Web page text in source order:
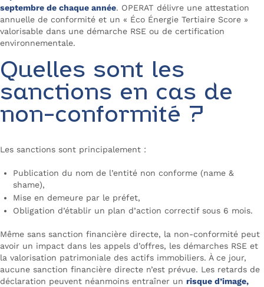
septembre de chaque année. OPERAT délivre une attestation
annuelle de conformité et un « Éco Énergie Tertiaire Score »
valorisable dans une démarche RSE ou de certification
environnementale.
Quelles sont les
sanctions en cas de
non-conformité ?
Les sanctions sont principalement :
Publication du nom de l’entité non conforme (name &
shame),
Mise en demeure par le préfet,
Obligation d’établir un plan d’action correctif sous 6 mois.
Même sans sanction financière directe, la non-conformité peut
avoir un impact dans les appels d’offres, les démarches RSE et
la valorisation patrimoniale des actifs immobiliers. À ce jour,
aucune sanction financière directe n’est prévue. Les retards de
déclaration peuvent néanmoins entraîner un risque d’image,